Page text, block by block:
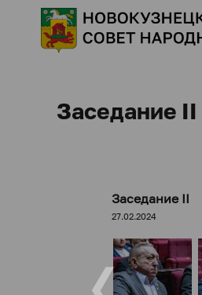
Заседание II
Заседание II
27.02.2024